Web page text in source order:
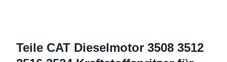
Teile CAT Dieselmotor 3508 3512